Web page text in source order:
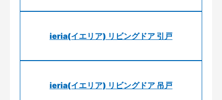
ieria(イエリア) リビングドア 引戸
ieria(イエリア) リビングドア 吊戸